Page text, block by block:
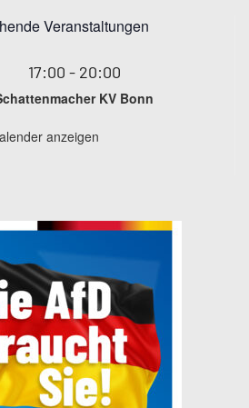
Veranstaltungen
17:00 - 20:00
KV Bonn
anzeigen